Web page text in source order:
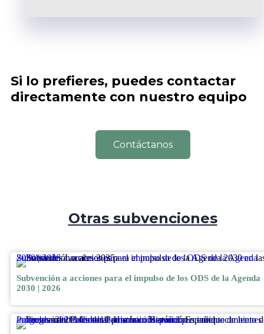
Si lo prefieres, puedes contactar
directamente con nuestro equipo
Contáctanos
Otras subvenciones
Subvención a acciones para el impulso de los ODS de la Agenda 2030 | 2026
Subvención a acciones para el impulso de los ODS de la Agenda
2030 | 2026
Programa 2% Cultural: Conservación o enriquecimiento de bienes inmuebles del Patrimonio Histórico Español